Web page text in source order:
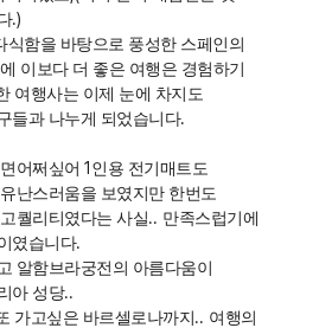
.)
식함을 바탕으로 풍성한 스페인의
이보다 더 좋은 여행은 경험하기
여행사는 이제 눈에 차지도
들과 나누게 되었습니다.
어쩌싶어1 인용 전기매트도
난스러움을 보였지만 한번도
퀄리티였다는 사실.. 만족스럽기에
였습니다.
알함브라궁전의 아름다움이
아 성당..
가고싶은 바르셀로나까지 .. 여행의